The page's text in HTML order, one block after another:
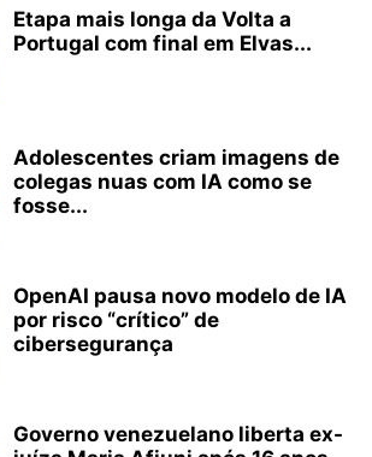
Etapa mais longa da Volta a
Portugal com final em Elvas...
Adolescentes criam imagens de
colegas nuas com IA como se
fosse...
OpenAI pausa novo modelo de IA
por risco “crítico” de
cibersegurança
Governo venezuelano liberta ex-